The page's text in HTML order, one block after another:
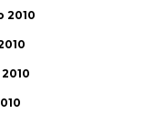
2010